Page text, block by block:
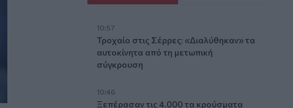
10:57
Τροχαίο στις Σέρρες: «Διαλύθηκαν» τα
αυτοκίνητα από τη μετωπική
σύγκρουση
10:46
Ξεπέρασαν τις 4.000 τα κρούσματα